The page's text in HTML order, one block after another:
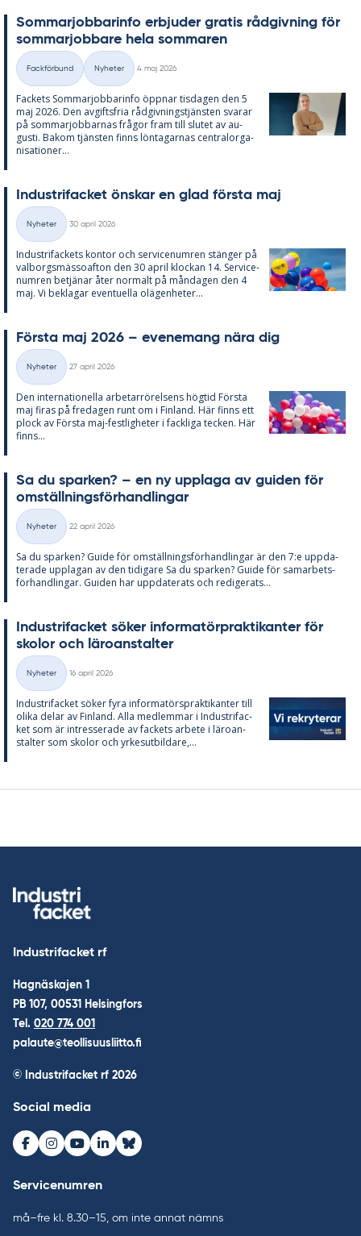
Som­mar­job­ba­rin­fo er­bju­der gra­tis råd­giv­ning för
som­mar­job­ba­re hela som­ma­ren
Kategorier
Fackförbund Nyheter
4 maj 2026
Fac­kets Som­mar­job­ba­rin­fo öpp­nar tis­da­gen den 5
maj 2026. Den av­gifts­fria råd­giv­nings­tjäns­ten sva­rar
på som­mar­job­bar­nas frå­gor fram till slu­tet av au­
gusti. Bakom tjäns­ten fin­ns lön­ta­gar­nas cen­tral­or­ga­
ni­sa­tio­ner...
In­du­stri­fac­ket öns­kar en glad förs­ta maj
Kategorier
Nyheter
30 april 2026
In­du­stri­fac­kets kon­tor och ser­vice­num­ren stäng­er på
val­borgs­mäs­so­af­ton den 30 april kloc­kan 14. Ser­vice­
num­ren be­tjä­nar åter nor­malt på mån­da­gen den 4
maj. Vi be­kla­gar even­tu­el­la olä­gen­he­ter...
Förs­ta maj 2026 – eve­ne­mang nära dig
Kategorier
Nyheter
27 april 2026
Den in­ter­na­tio­nel­la ar­be­tar­rö­rel­sens hög­tid Förs­ta
maj fi­ras på fre­da­gen runt om i Fin­land. Här fin­ns ett
plock av Förs­ta maj-fest­lig­he­ter i fack­li­ga tec­ken. Här
fin­ns...
Sa du spar­ken? – en ny upp­laga av gui­den för
om­ställ­nings­för­hand­ling­ar
Kategorier
Nyheter
22 april 2026
Sa du spar­ken? Guide för om­ställ­nings­för­hand­ling­ar är den 7:e upp­da­
te­ra­de upp­la­gan av den ti­di­ga­re Sa du spar­ken? Guide för sam­ar­bets­
för­hand­ling­ar. Gui­den har upp­da­te­ra­ts och re­di­ge­ra­ts...
In­du­stri­fac­ket sö­ker in­for­ma­törprak­ti­kan­ter för
sko­lor och läro­an­stal­ter
Kategorier
Nyheter
16 april 2026
In­du­stri­fac­ket sö­ker fyra in­for­ma­tör­sprak­ti­kan­ter till
oli­ka de­lar av Fin­land. Alla med­lem­mar i In­du­stri­fac­
ket som är in­tres­se­ra­de av fac­kets ar­bete i läro­an­
stal­ter som sko­lor och yr­kes­ut­bil­da­re,...
Industrifacket rf
Hagnäskajen 1
PB 107, 00531 Helsingfors
Tel. 020 774 001
palaute@teollisuusliitto.fi
© Industrifacket rf 2026
Social media
Facebook
Instagram
Youtube
LinkedInBluesky
Servicenumren
må–fre kl. 8.30–15, om inte annat nämns